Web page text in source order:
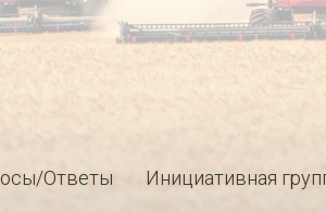
Ответы Инициативная